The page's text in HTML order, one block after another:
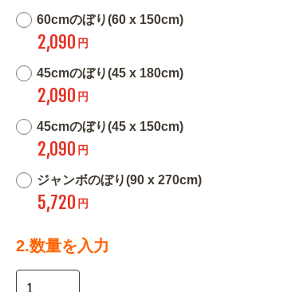
60cmのぼり(60 x 150cm)
2,090 円
45cmのぼり(45 x 180cm)
2,090 円
45cmのぼり(45 x 150cm)
2,090 円
ジャンボのぼり(90 x 270cm)
5,720 円
2.数量を入力